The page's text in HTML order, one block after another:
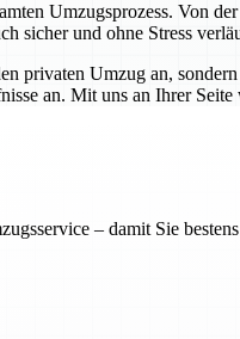
Umzugsprozess. Von
und ohne Stress
privaten Umzug an,
an. Mit uns an Ihrer
– damit Sie